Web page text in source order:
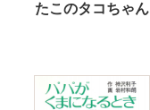
たこのタコちゃん